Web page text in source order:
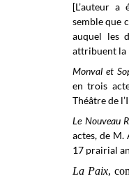
[L’auteur
semble que
auquel les
attribuent la
Monval et
en trois
Théâtre de
Le Nouveau
actes, de M.
17 prairial
La Paix,